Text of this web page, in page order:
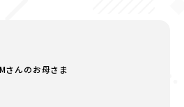
入学までに5.5は取りたかっ
ではかかるかなぁと覚悟し
さんのお母さま